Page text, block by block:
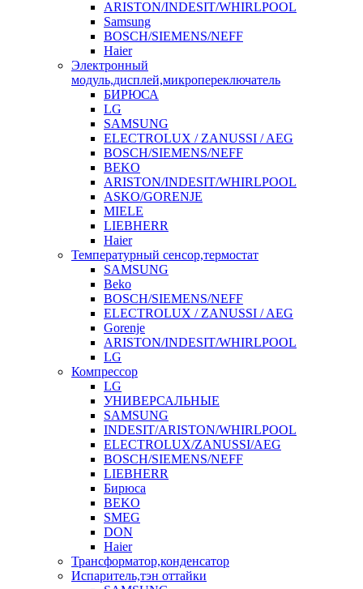
ARISTON/INDESIT/WHIRLPOOL
Samsung
BOSCH/SIEMENS/NEFF
Haier
Электронный
модуль,дисплей,микропереключатель
БИРЮСА
LG
SAMSUNG
ELECTROLUX / ZANUSSI / AEG
BOSCH/SIEMENS/NEFF
BEKO
ARISTON/INDESIT/WHIRLPOOL
ASKO/GORENJE
MIELE
LIEBHERR
Haier
Температурный сенсор,термостат
SAMSUNG
Beko
BOSCH/SIEMENS/NEFF
ELECTROLUX / ZANUSSI / AEG
Gorenje
ARISTON/INDESIT/WHIRLPOOL
LG
Компрессор
LG
УНИВЕРСАЛЬНЫЕ
SAMSUNG
INDESIT/ARISTON/WHIRLPOOL
ELECTROLUX/ZANUSSI/AEG
BOSCH/SIEMENS/NEFF
LIEBHERR
Бирюса
BEKO
SMEG
DON
Haier
Трансформатор,конденсатор
Испаритель,тэн оттайки